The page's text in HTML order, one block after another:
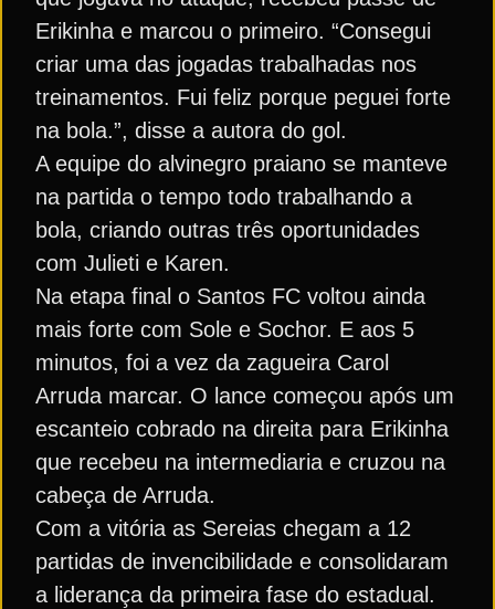
Erikinha e marcou o primeiro. “Consegui
criar uma das jogadas trabalhadas nos
treinamentos. Fui feliz porque peguei forte
na bola.”, disse a autora do gol.
A equipe do alvinegro praiano se manteve
na partida o tempo todo trabalhando a
bola, criando outras três oportunidades
com Julieti e Karen.
Na etapa final o Santos FC voltou ainda
mais forte com Sole e Sochor. E aos 5
minutos, foi a vez da zagueira Carol
Arruda marcar. O lance começou após um
escanteio cobrado na direita para Erikinha
que recebeu na intermediaria e cruzou na
cabeça de Arruda.
Com a vitória as Sereias chegam a 12
partidas de invencibilidade e consolidaram
a liderança da primeira fase do estadual.